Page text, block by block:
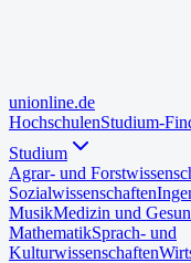
unionline.de
HochschulenStudium-
Studium
Agrar- und
Sozialwissenschaften
MusikMedizin und
MathematikSprach- und
Kulturwissenschaften